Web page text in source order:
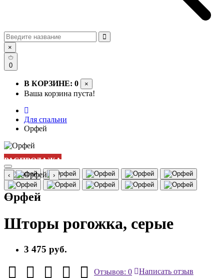
×
0
В КОРЗИНЕ: 0 ×
Ваша корзина пуста!
Для спальни
Орфей
РАСПРОДАЖА
‹ ›
Орфей
Шторы рогожка, серые
3 475 руб.
Отзывов: 0 Написать отзыв